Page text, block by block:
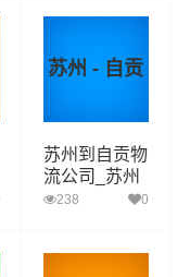
苏州 - 自贡
苏州到自贡物
流公司_苏州
到自贡货运_
238 0